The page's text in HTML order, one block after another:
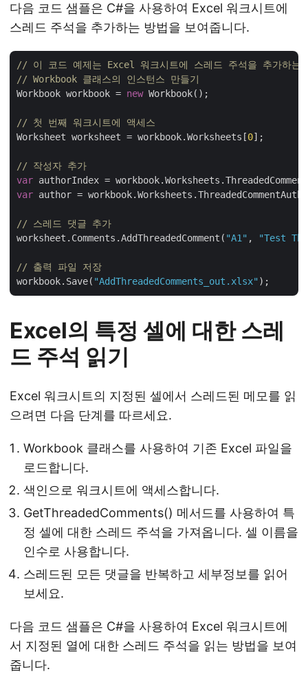
다음 코드 샘플은 C#을 사용하여 Excel 워크시트에
스레드 주석을 추가하는 방법을 보여줍니다.
// 이 코드 예제는 Excel 워크시트에 스레드 주석을 추가하는
// Workbook 클래스의 인스턴스 만들기
Workbook workbook = new Workbook();
// 첫 번째 워크시트에 액세스
Worksheet worksheet = workbook.Worksheets[0];
// 작성자 추가
var authorIndex =
var author =
// 스레드 댓글 추가
worksheet.Comments.AddThreadedComment( "A1" , "Test
// 출력 파일 저장
workbook.Save( "AddThreadedComments_out.xlsx"
Excel의 특정 셀에 대한 스레
드 주석 읽기
Excel 워크시트의 지정된 셀에서 스레드된 메모를 읽
으려면 다음 단계를 따르세요.
Workbook 클래스를 사용하여 기존 Excel 파일을
로드합니다.
색인으로 워크시트에 액세스합니다.
GetThreadedComments() 메서드를 사용하여 특
정 셀에 대한 스레드 주석을 가져옵니다. 셀 이름을
인수로 사용합니다.
스레드된 모든 댓글을 반복하고 세부정보를 읽어
보세요.
다음 코드 샘플은 C#을 사용하여 Excel 워크시트에
서 지정된 열에 대한 스레드 주석을 읽는 방법을 보여
줍니다.